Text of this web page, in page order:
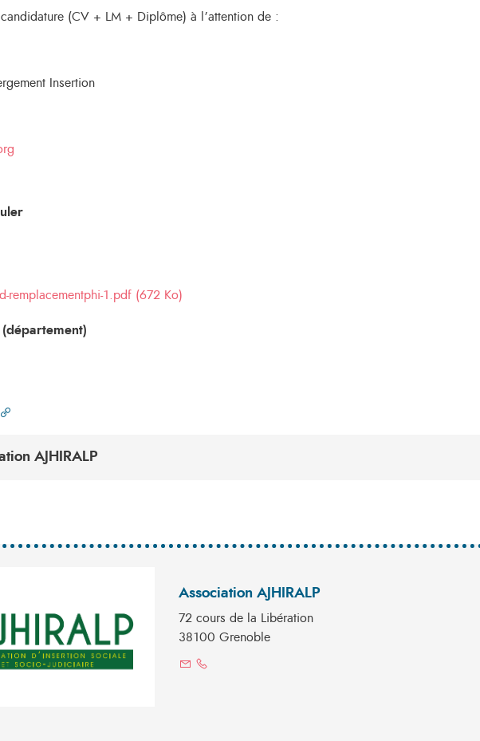
(CV + LM + Diplôme) à l’attention de :
Insertion
remplacementphi-1.pdf (672 Ko)
(département)
AJHIRALP
Association AJHIRALP
72 cours de la Libération
38100 Grenoble